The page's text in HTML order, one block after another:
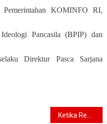
KOMINFO RI,
Pancasila (BPIP) dan
Direktur Pasca Sarjana